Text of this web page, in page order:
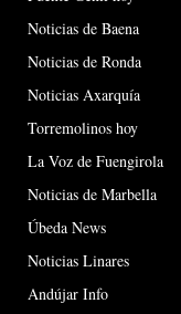
Noticias de Baena
Noticias de Ronda
Noticias Axarquía
Torremolinos hoy
La Voz de Fuengirola
Noticias de Marbella
Úbeda News
Noticias Linares
Andújar Info